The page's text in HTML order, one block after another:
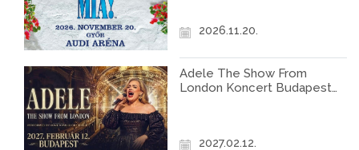
2026.11.20.
Adele The Show From
London Koncert Budapest
2027.02.12.